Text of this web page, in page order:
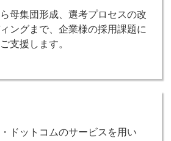
母集団形成、選考プロセスの改
ングまで、企業様の採用課題に
支援します。
ドットコムのサービスを用い